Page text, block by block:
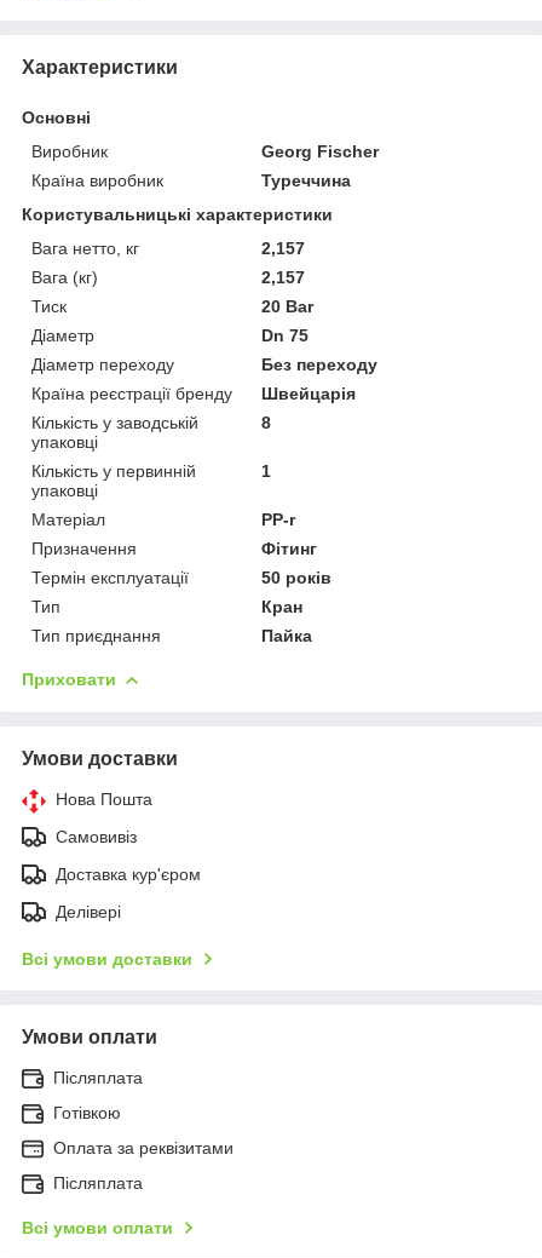
Характеристики
Основні
Виробник
Georg Fischer
Країна виробник
Туреччина
Користувальницькі характеристики
Вага нетто, кг
2,157
Вага (кг)
2,157
Тиск
20 Bar
Діаметр
Dn 75
Діаметр переходу
Без переходу
Країна реєстрації бренду
Швейцарія
Кількість у заводській
упаковці
8
Кількість у первинній
упаковці
1
Матеріал
PP-r
Призначення
Фітинг
Термін експлуатації
50 років
Тип
Кран
Тип приєднання
Пайка
Приховати
Умови доставки
Нова Пошта
Самовивіз
Доставка кур'єром
Делівері
Всі умови доставки
Умови оплати
Післяплата
Готівкою
Оплата за реквізитами
Післяплата
Всі умови оплати